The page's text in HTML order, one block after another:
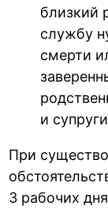
близкий
службу
смерти
и
При
3 рабочих